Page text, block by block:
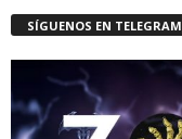
SÍGUENOS EN TELEGRAM